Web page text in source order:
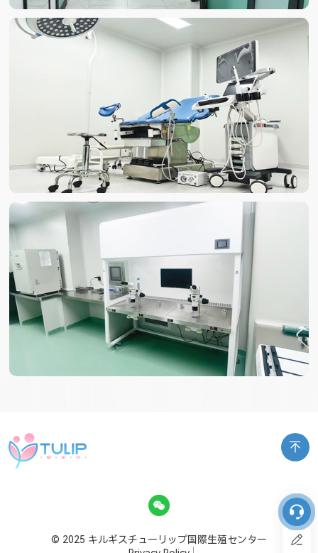
© 2025 キルギスチューリップ国際生殖センター